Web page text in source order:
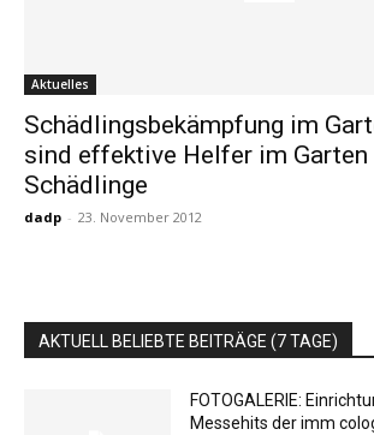
Aktuelles
Schädlingsbekämpfung im
sind effektive Helfer im Garten
Schädlinge
dadp - 23. November 2012
AKTUELL BELIEBTE BEITRÄGE (7 TAGE)
FOTOGALERIE:
Messehits der imm